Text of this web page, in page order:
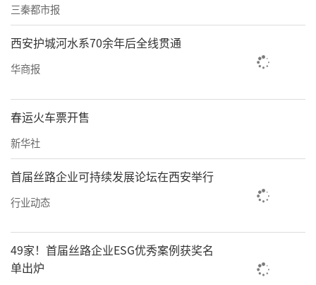
三秦都市报
西安护城河水系70余年后全线贯通
华商报
春运火车票开售
新华社
首届丝路企业可持续发展论坛在西安举行
行业动态
49家！首届丝路企业ESG优秀案例获奖名
单出炉